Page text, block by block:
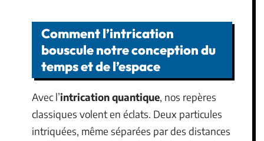
Comment l’intrication
bouscule notre conception du
temps et de l’espace
Avec l’intrication quantique, nos repères
classiques volent en éclats. Deux particules
intriquées, même séparées par des distances